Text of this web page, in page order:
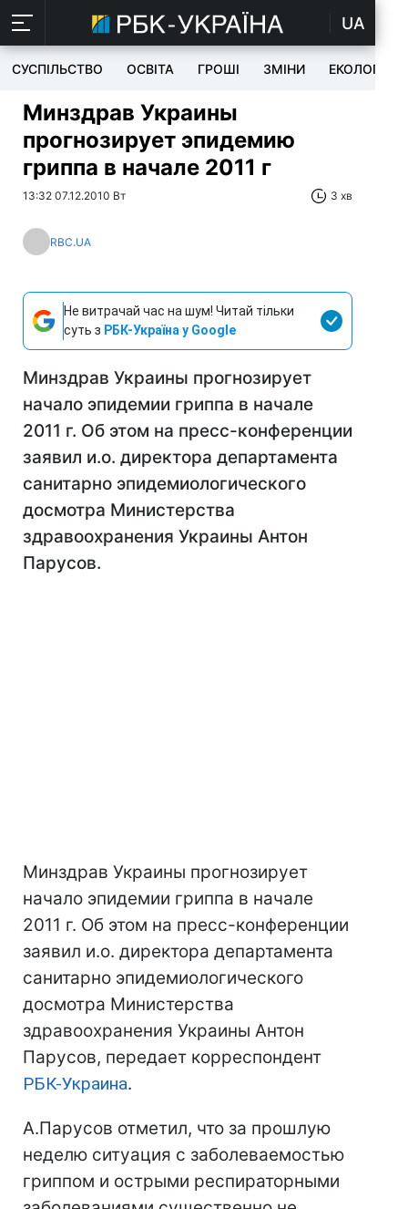
UA
СУСПІЛЬСТВО ОСВІТА ГРОШІ ЗМІНИ ЕКОЛОГІЯ
Минздрав Украины
прогнозирует эпидемию
гриппа в начале 2011 г
13:32 07.12.2010 Вт 3 хв
RBC.UA
Не витрачай час на шум! Читай тільки
суть з РБК-Україна у Google
Минздрав Украины прогнозирует
начало эпидемии гриппа в начале
2011 г. Об этом на пресс-конференции
заявил и.о. директора департамента
санитарно эпидемиологического
досмотра Министерства
здравоохранения Украины Антон
Парусов.
Минздрав Украины прогнозирует
начало эпидемии гриппа в начале
2011 г. Об этом на пресс-конференции
заявил и.о. директора департамента
санитарно эпидемиологического
досмотра Министерства
здравоохранения Украины Антон
Парусов, передает корреспондент
РБК-Украина.
А.Парусов отметил, что за прошлую
неделю ситуация с заболеваемостью
гриппом и острыми респираторными